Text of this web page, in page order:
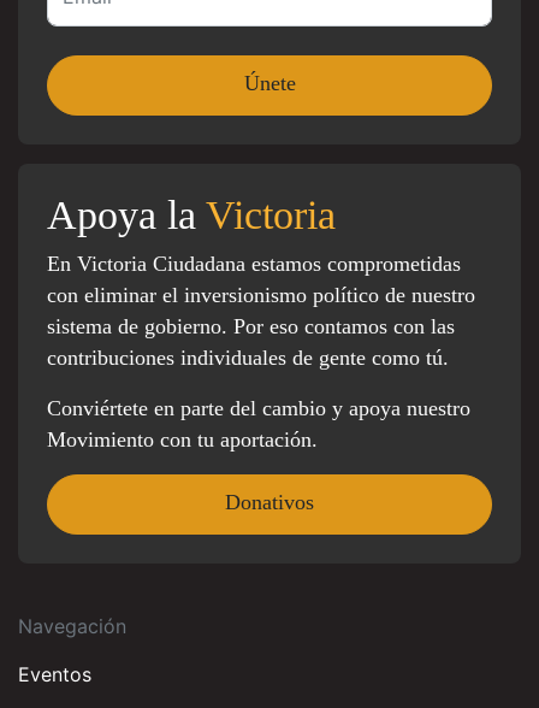
Apoya la Victoria
En Victoria Ciudadana estamos comprometidas
con eliminar el inversionismo político de nuestro
sistema de gobierno. Por eso contamos con las
contribuciones individuales de gente como tú.
Conviértete en parte del cambio y apoya nuestro
Movimiento con tu aportación.
Donativos
Navegación
Eventos